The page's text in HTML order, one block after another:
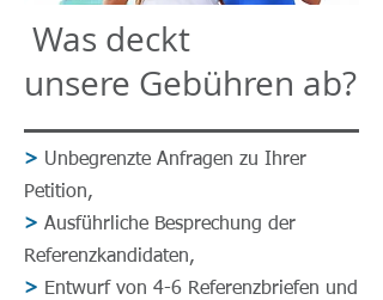
Was deckt
unsere Gebühren ab?
> Unbegrenzte Anfragen zu Ihrer
Petition,
> Ausführliche Besprechung der
Referenzkandidaten,
> Entwurf von 4-6 Referenzbriefen und